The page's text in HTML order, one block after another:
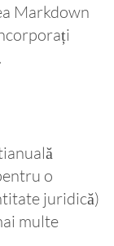
Markdown
o
juridică)
multe